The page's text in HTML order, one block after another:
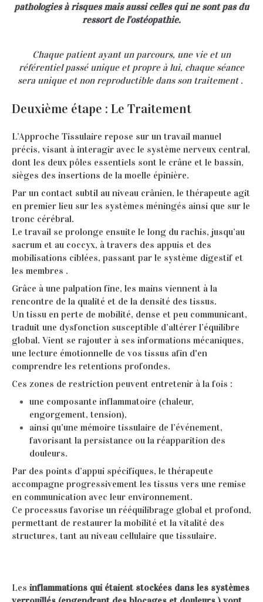
pathologies à risques mais aussi celles qui ne sont pas du
ressort de l'ostéopathie.
Chaque patient ayant un parcours, une vie et un
référentiel passé unique et propre à lui, chaque séance
sera unique et non reproductible dans son traitement .
Deuxième étape : Le Traitement
L’Approche Tissulaire repose sur un travail manuel
précis, visant à interagir avec le système nerveux central,
dont les deux pôles essentiels sont le crâne et le bassin,
sièges des insertions de la moelle épinière.
Par un contact subtil au niveau crânien, le thérapeute agit
en premier lieu sur les systèmes méningés ainsi que sur le
tronc cérébral.
Le travail se prolonge ensuite le long du rachis, jusqu’au
sacrum et au coccyx, à travers des appuis et des
mobilisations ciblées, passant par le système digestif et
les membres .
Grâce à une palpation fine, les mains viennent à la
rencontre de la qualité et de la densité des tissus.
Un tissu en perte de mobilité, dense et peu communicant,
traduit une dysfonction susceptible d’altérer l’équilibre
global. Vient se rajouter à ses informations mécaniques,
une lecture émotionnelle de vos tissus afin d'en
comprendre les retentions profondes.
Ces zones de restriction peuvent entretenir à la fois :
une composante inflammatoire (chaleur,
engorgement, tension),
ainsi qu’une mémoire tissulaire de l’événement,
favorisant la persistance ou la réapparition des
douleurs.
Par des points d’appui spécifiques, le thérapeute
accompagne progressivement les tissus vers une remise
en communication avec leur environnement.
Ce processus favorise un rééquilibrage global et profond,
permettant de restaurer la mobilité et la vitalité des
structures, tant au niveau cellulaire que tissulaire.
Les inflammations qui étaient stockées dans les systèmes